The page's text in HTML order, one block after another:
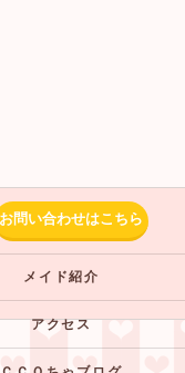
お問い合わせはこちら
メイド紹介
アクセス